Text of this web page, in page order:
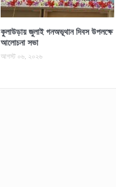
কুলাউড়ায় জুলাই গনঅভূথান দিবস উপলক্ষে
আলোচনা সভা
আগস্ট ০৬, ২০২৬